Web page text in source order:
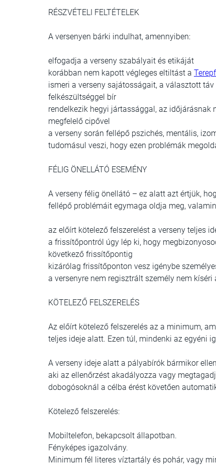
RÉSZVÉTELI FELTÉTELEK
A versenyen bárki indulhat, amennyiben:
elfogadja a verseny szabályait és etikáját
korábban nem kapott végleges eltiltást a
ismeri a verseny sajátosságait, a választott
felkészültséggel bír
rendelkezik hegyi jártassággal, az
megfelelő cipővel
a verseny során fellépő pszichés, mentális,
tudomásul veszi, hogy ezen problémák
FÉLIG ÖNELLÁTÓ ESEMÉNY
A verseny félig önellátó – ez alatt azt értjük,
fellépő problémáit egymaga oldja meg,
az előírt kötelező felszerelést a verseny teljes
a frissítőpontról úgy lép ki, hogy
következő frissítőpontig
kizárólag frissítőponton vesz igénybe
a versenyre nem regisztrált személy nem kíséri
KÖTELEZŐ FELSZERELÉS
Az előírt kötelező felszerelés az a minimum,
teljes ideje alatt. Ezen túl, mindenki az egyéni
A verseny ideje alatt a pályabírók bármikor
aki az ellenőrzést akadályozza vagy
dobogósoknál a célba érést követően
Kötelező felszerelés:
Mobiltelefon, bekapcsolt állapotban.
Fényképes igazolvány.
Minimum fél literes víztartály és pohár, vagy